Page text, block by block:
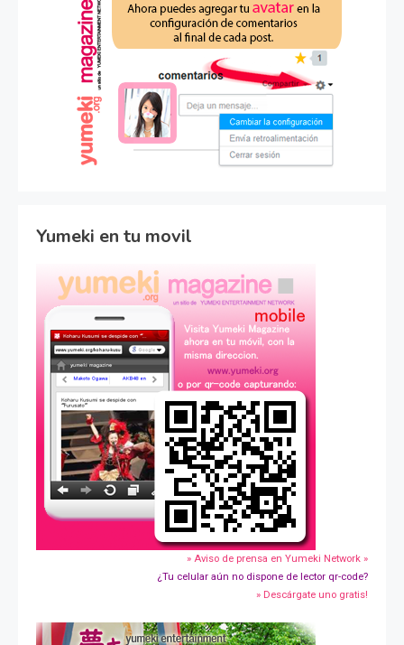
Yumeki en tu movil
» Aviso de prensa en Yumeki Network »
¿Tu celular aún no dispone de lector qr-code?
» Descárgate uno gratis!